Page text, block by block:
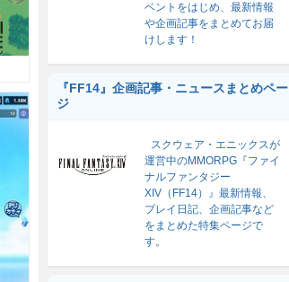
ベントをはじめ、最新情報
や企画記事をまとめてお届
けします！
『FF14』企画記事・ニュースまとめペー
ジ
スクウェア・エニックスが
運営中のMMORPG『ファイ
ナルファンタジー
XIV（FF14）』最新情報、
プレイ日記、企画記事など
をまとめた特集ページで
す。